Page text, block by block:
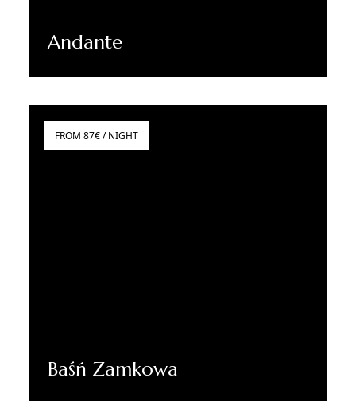
Andante
Dowiedz się więcej
FROM 87€ / NIGHT
Baśń Zamkowa